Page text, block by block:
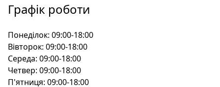
Графік роботи
Понеділок: 09:00-18:00
Вівторок: 09:00-18:00
Середа: 09:00-18:00
Четвер: 09:00-18:00
П'ятниця: 09:00-18:00